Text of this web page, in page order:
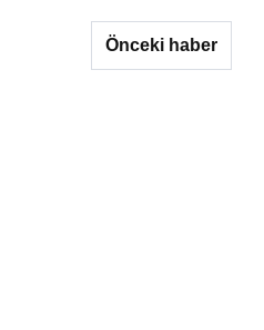
Önceki haber